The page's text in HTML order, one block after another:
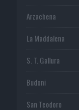
Arzachena
La Maddalena
S. T. Gallura
Budoni
San Teodoro